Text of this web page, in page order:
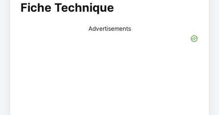
Fiche Technique
Advertisements